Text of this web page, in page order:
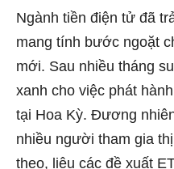
Ngành tiền điện tử đã
mang tính bước ngoặt
mới. Sau nhiều tháng
xanh cho việc phát
tại Hoa Kỳ. Đương
nhiều người tham gia
theo, liệu các đề xuất